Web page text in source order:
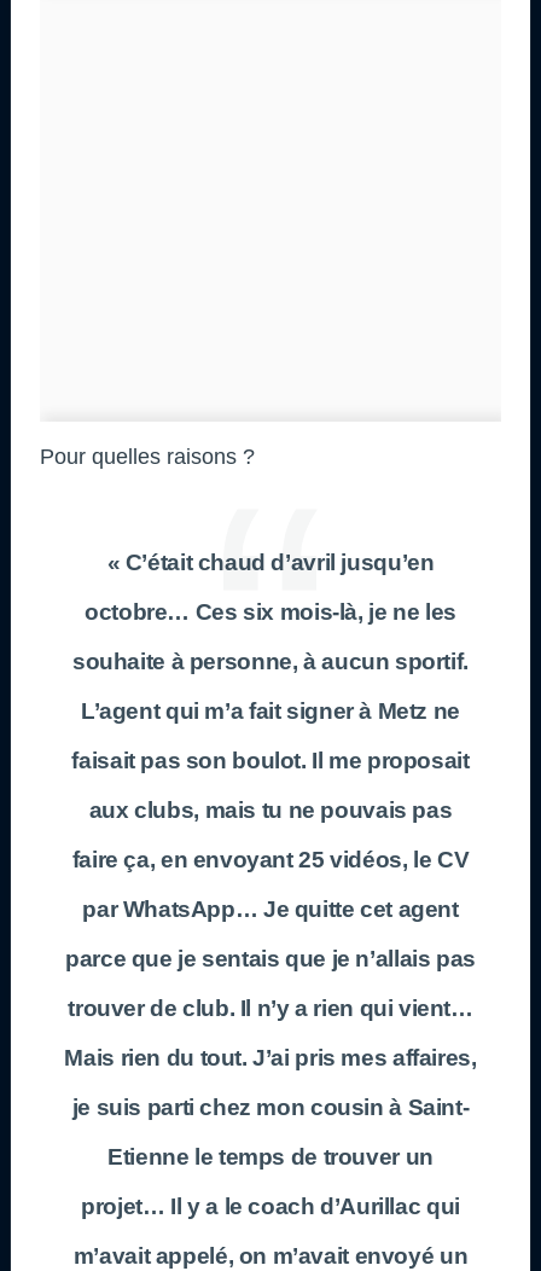
Pour quelles raisons ?
« C’était chaud d’avril jusqu’en
octobre… Ces six mois-là, je ne les
souhaite à personne, à aucun sportif.
L’agent qui m’a fait signer à Metz ne
faisait pas son boulot. Il me proposait
aux clubs, mais tu ne pouvais pas
faire ça, en envoyant 25 vidéos, le CV
par WhatsApp… Je quitte cet agent
parce que je sentais que je n’allais pas
trouver de club. Il n’y a rien qui vient…
Mais rien du tout. J’ai pris mes affaires,
je suis parti chez mon cousin à Saint-
Etienne le temps de trouver un
projet… Il y a le coach d’Aurillac qui
m’avait appelé, on m’avait envoyé un